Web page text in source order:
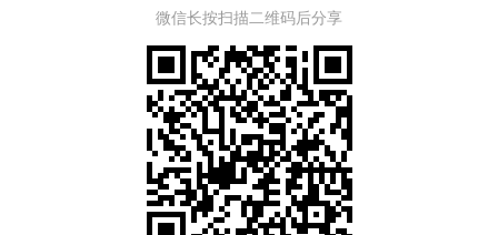
微信长按扫描二维码后分享